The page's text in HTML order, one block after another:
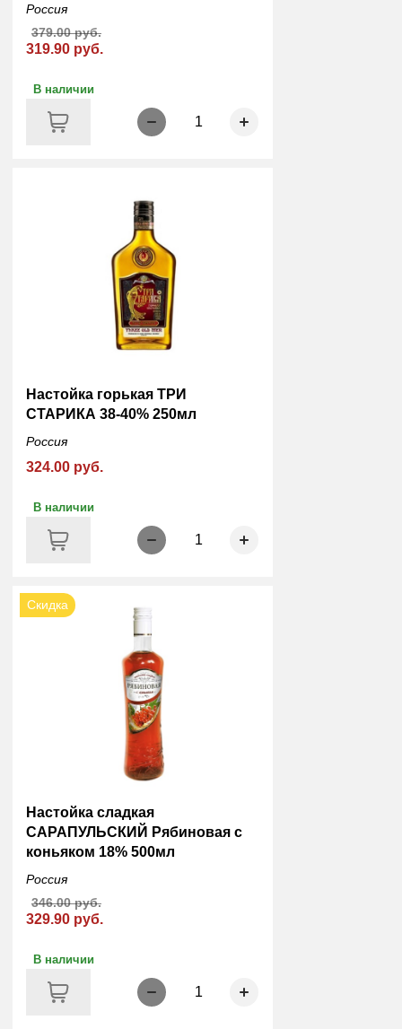
Россия
319.90 руб.
379.00 руб.
В наличии
1
Настойка горькая ТРИ
СТАРИКА 38-40% 250мл
Россия
324.00 руб.
В наличии
1
Скидка
Настойка сладкая
САРАПУЛЬСКИЙ Рябиновая с
коньяком 18% 500мл
Россия
329.90 руб.
346.00 руб.
В наличии
1